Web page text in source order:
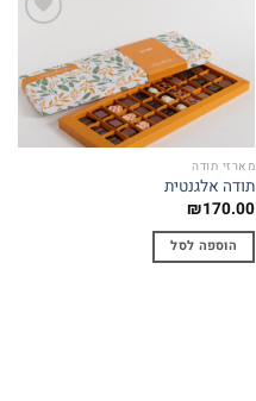
מארזי תודה
תודה אלגנטית
₪170.00
הוספה לסל